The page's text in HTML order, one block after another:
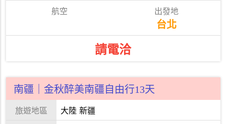
台北
請電洽
南疆｜金秋醉美南疆自由行13天
大陸 新疆